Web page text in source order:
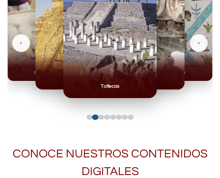
Toltecas
Mexicas
Olmecas
‹ ›
CONOCE NUESTROS CONTENIDOS
DIGITALES